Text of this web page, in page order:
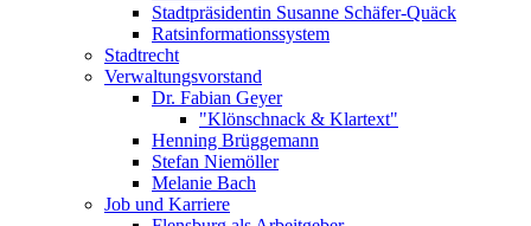
Stadtpräsidentin Susanne Schäfer-Quäck
Ratsinformationssystem
Stadtrecht
Verwaltungsvorstand
Dr. Fabian Geyer
"Klönschnack & Klartext"
Henning Brüggemann
Stefan Niemöller
Melanie Bach
Job und Karriere